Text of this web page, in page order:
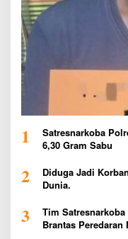
1
Satresnarkoba
6,30 Gram Sabu
2
Diduga Jadi
Dunia.
3
Tim
Brantas